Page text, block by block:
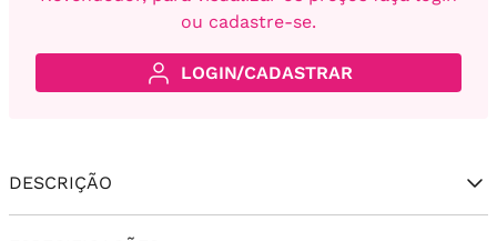
ou cadastre-se.
LOGIN/CADASTRAR
DESCRIÇÃO